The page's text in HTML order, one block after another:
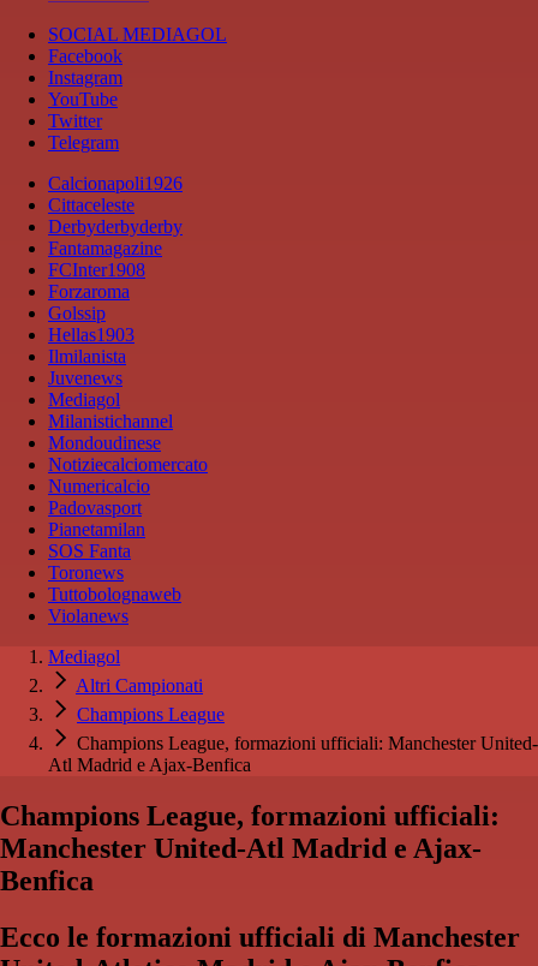
SOCIAL MEDIAGOL
Facebook
Instagram
YouTube
Twitter
Telegram
Calcionapoli1926
Cittaceleste
Derbyderbyderby
Fantamagazine
FCInter1908
Forzaroma
Golssip
Hellas1903
Ilmilanista
Juvenews
Mediagol
Milanistichannel
Mondoudinese
Notiziecalciomercato
Numericalcio
Padovasport
Pianetamilan
SOS Fanta
Toronews
Tuttobolognaweb
Violanews
Mediagol
Altri Campionati
Champions League
Champions League, formazioni ufficiali: Manchester United-
Atl Madrid e Ajax-Benfica
Champions League, formazioni ufficiali:
Manchester United-Atl Madrid e Ajax-
Benfica
Ecco le formazioni ufficiali di Manchester